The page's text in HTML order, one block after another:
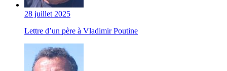
28 juillet 2025
Lettre d’un père à Vladimir Poutine